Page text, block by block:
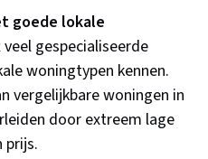
goede lokale
gespecialiseerde
woningtypen kennen.
vergelijkbare woningen in
door extreem lage
prijs.